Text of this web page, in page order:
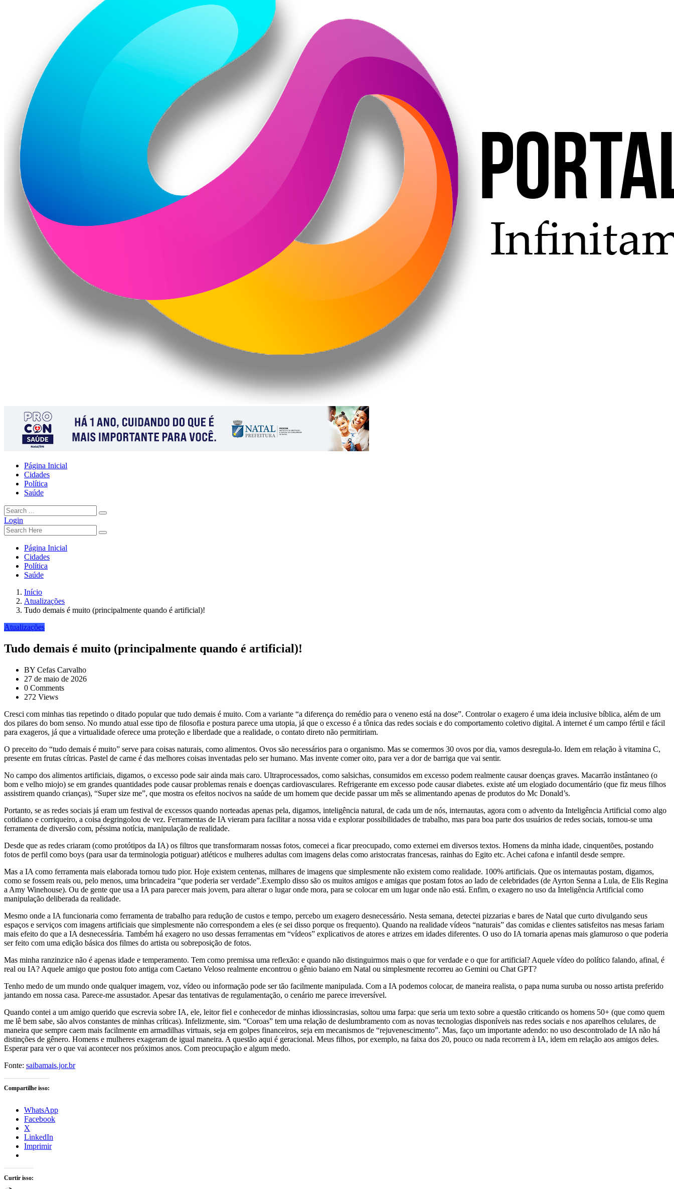
Página Inicial
Cidades
Política
Saúde
Login
Página Inicial
Cidades
Política
Saúde
Início
Atualizações
Tudo demais é muito (principalmente quando é artificial)!
Atualizações
Tudo demais é muito (principalmente quando é artificial)!
BY Cefas Carvalho
27 de maio de 2026
0 Comments
272 Views
Cresci com minhas tias repetindo o ditado popular que tudo demais é muito. Com a variante “a diferença do remédio para o veneno está na dose”. Controlar o exagero é uma ideia inclusive bíblica, além de um
dos pilares do bom senso. No mundo atual esse tipo de filosofia e postura parece uma utopia, já que o excesso é a tônica das redes sociais e do comportamento coletivo digital. A internet é um campo fértil e fácil
para exageros, já que a virtualidade oferece uma proteção e liberdade que a realidade, o contato direto não permitiriam.
O preceito do “tudo demais é muito” serve para coisas naturais, como alimentos. Ovos são necessários para o organismo. Mas se comermos 30 ovos por dia, vamos desregula-lo. Idem em relação à vitamina C,
presente em frutas cítricas. Pastel de carne é das melhores coisas inventadas pelo ser humano. Mas invente comer oito, para ver a dor de barriga que vai sentir.
No campo dos alimentos artificiais, digamos, o excesso pode sair ainda mais caro. Ultraprocessados, como salsichas, consumidos em excesso podem realmente causar doenças graves. Macarrão instântaneo (o
bom e velho miojo) se em grandes quantidades pode causar problemas renais e doenças cardiovasculares. Refrigerante em excesso pode causar diabetes. existe até um elogiado documentário (que fiz meus filhos
assistirem quando crianças), “Super size me”, que mostra os efeitos nocivos na saúde de um homem que decide passar um mês se alimentando apenas de produtos do Mc Donald’s.
Portanto, se as redes sociais já eram um festival de excessos quando norteadas apenas pela, digamos, inteligência natural, de cada um de nós, internautas, agora com o advento da Inteligência Artificial como algo
cotidiano e corriqueiro, a coisa degringolou de vez. Ferramentas de IA vieram para facilitar a nossa vida e explorar possibilidades de trabalho, mas para boa parte dos usuários de redes sociais, tornou-se uma
ferramenta de diversão com, péssima notícia, manipulação de realidade.
Desde que as redes criaram (como protótipos da IA) os filtros que transformaram nossas fotos, comecei a ficar preocupado, como externei em diversos textos. Homens da minha idade, cinquentões, postando
fotos de perfil como boys (para usar da terminologia potiguar) atléticos e mulheres adultas com imagens delas como aristocratas francesas, rainhas do Egito etc. Achei cafona e infantil desde sempre.
Mas a IA como ferramenta mais elaborada tornou tudo pior. Hoje existem centenas, milhares de imagens que simplesmente não existem como realidade. 100% artificiais. Que os internautas postam, digamos,
como se fossem reais ou, pelo menos, uma brincadeira “que poderia ser verdade”.Exemplo disso são os muitos amigos e amigas que postam fotos ao lado de celebridades (de Ayrton Senna a Lula, de Elis Regina
a Amy Winehouse). Ou de gente que usa a IA para parecer mais jovem, para alterar o lugar onde mora, para se colocar em um lugar onde não está. Enfim, o exagero no uso da Inteligência Artificial como
manipulação deliberada da realidade.
Mesmo onde a IA funcionaria como ferramenta de trabalho para redução de custos e tempo, percebo um exagero desnecessário. Nesta semana, detectei pizzarias e bares de Natal que curto divulgando seus
espaços e serviços com imagens artificiais que simplesmente não correspondem a eles (e sei disso porque os frequento). Quando na realidade vídeos “naturais” das comidas e clientes satisfeitos nas mesas fariam
mais efeito do que a IA desnecessária. Também há exagero no uso dessas ferramentas em “vídeos” explicativos de atores e atrizes em idades diferentes. O uso do IA tornaria apenas mais glamuroso o que poderia
ser feito com uma edição básica dos filmes do artista ou sobreposição de fotos.
Mas minha ranzinzice não é apenas idade e temperamento. Tem como premissa uma reflexão: e quando não distinguirmos mais o que for verdade e o que for artificial? Aquele vídeo do político falando, afinal, é
real ou IA? Aquele amigo que postou foto antiga com Caetano Veloso realmente encontrou o gênio baiano em Natal ou simplesmente recorreu ao Gemini ou Chat GPT?
Tenho medo de um mundo onde qualquer imagem, voz, vídeo ou informação pode ser tão facilmente manipulada. Com a IA podemos colocar, de maneira realista, o papa numa suruba ou nosso artista preferido
jantando em nossa casa. Parece-me assustador. Apesar das tentativas de regulamentação, o cenário me parece irreversível.
Quando contei a um amigo querido que escrevia sobre IA, ele, leitor fiel e conhecedor de minhas idiossincrasias, soltou uma farpa: que seria um texto sobre a questão criticando os homens 50+ (que como quem
me lê bem sabe, são alvos constantes de minhas críticas). Infelizmente, sim. “Coroas” tem uma relação de deslumbramento com as novas tecnologias disponíveis nas redes sociais e nos aparelhos celulares, de
maneira que sempre caem mais facilmente em armadilhas virtuais, seja em golpes financeiros, seja em mecanismos de “rejuvenescimento”. Mas, faço um importante adendo: no uso descontrolado de IA não há
distinções de gênero. Homens e mulheres exageram de igual maneira. A questão aqui é geracional. Meus filhos, por exemplo, na faixa dos 20, pouco ou nada recorrem à IA, idem em relação aos amigos deles.
Esperar para ver o que vai acontecer nos próximos anos. Com preocupação e algum medo.
Fonte: saibamais.jor.br
Compartilhe isso:
WhatsApp
Facebook
X
LinkedIn
Imprimir
Curtir isso: